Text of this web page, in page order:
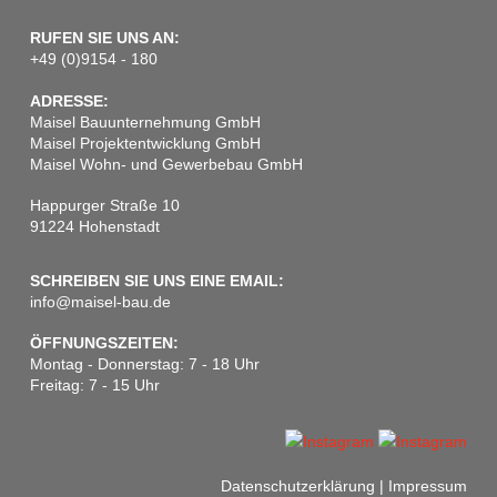
RUFEN SIE UNS AN:
+49 (0)9154 - 180
ADRESSE:
Maisel Bauunternehmung GmbH
Maisel Projektentwicklung GmbH
Maisel Wohn- und Gewerbebau GmbH
Happurger Straße 10
91224 Hohenstadt
SCHREIBEN SIE UNS EINE EMAIL:
info@maisel-bau.de
ÖFFNUNGSZEITEN:
Montag - Donnerstag: 7 - 18 Uhr
Freitag: 7 - 15 Uhr
Datenschutzerklärung | Impressum